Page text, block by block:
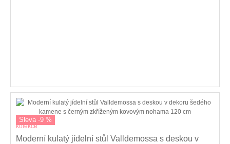
Sleva -9 %
kolekce
Moderní kulatý jídelní stůl Valldemossa s deskou v